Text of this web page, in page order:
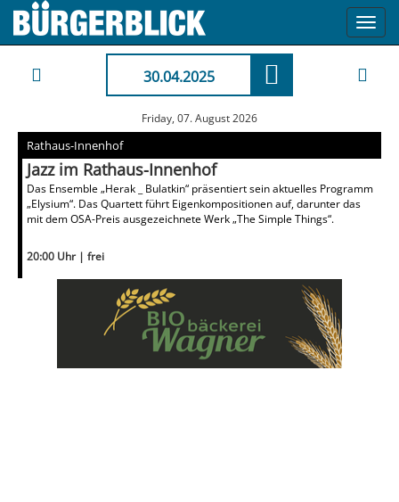
30.04.2025
Friday, 07. August 2026
Rathaus-Innenhof
Jazz im Rathaus-Innenhof
Das Ensemble „Herak _ Bulatkin“ präsentiert sein aktuelles Programm
„Elysium“. Das Quartett führt Eigenkompositionen auf, darunter das
mit dem OSA-Preis ausgezeichnete Werk „The Simple Things“.
20:00 Uhr | frei